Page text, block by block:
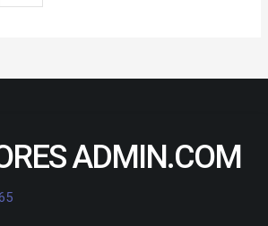
ADMIN.COM